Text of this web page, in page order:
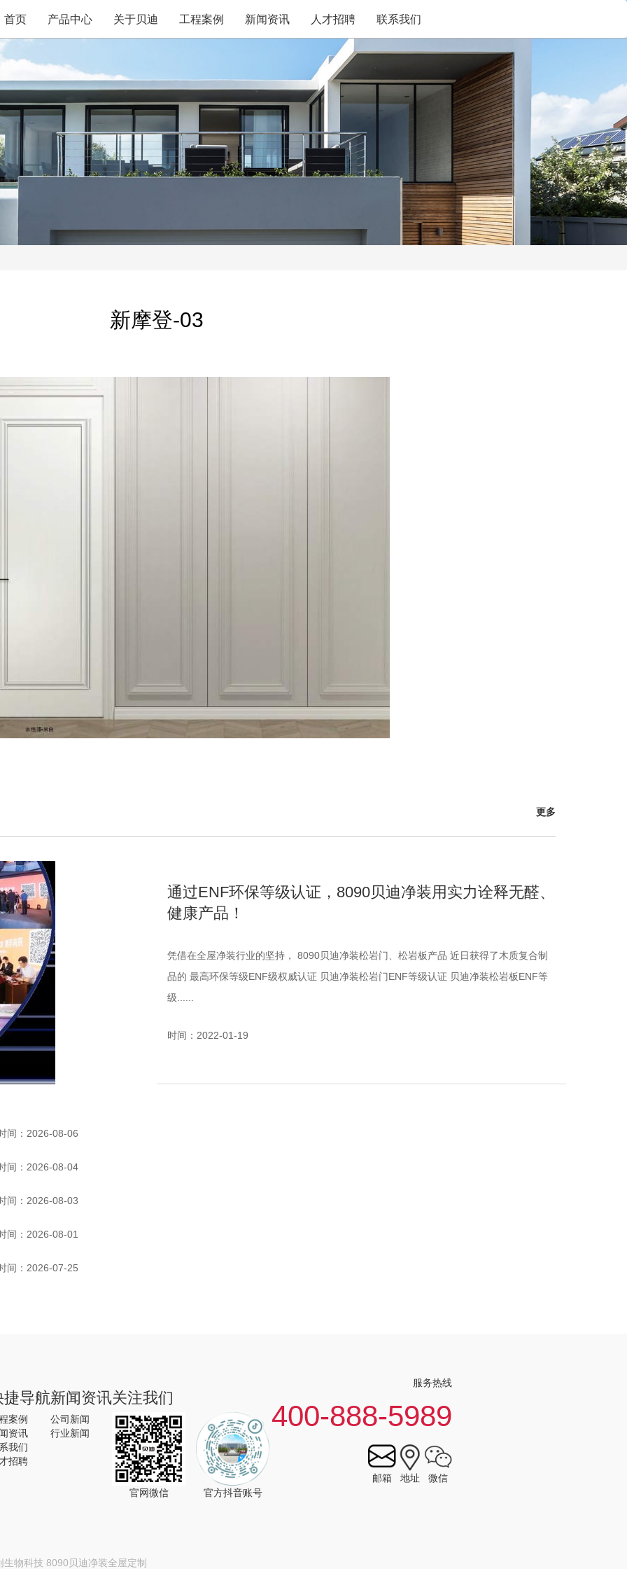
首页 产品中心 关于贝迪 工程案例 新闻资讯 人才招聘 联系我们
新摩登-03
更多
通过ENF环保等级认证，8090贝迪净装用实力诠释无醛、
健康产品！
凭借在全屋净装行业的坚持， 8090贝迪净装松岩门、松岩板产品 近日获得了木质复合制
品的 最高环保等级ENF级权威认证 贝迪净装松岩门ENF等级认证 贝迪净装松岩板ENF等
级......
时间：2022-01-19
间：2026-08-06
间：2026-08-04
间：2026-08-03
间：2026-08-01
间：2026-07-25
捷导航
案例
资讯
我们
招聘
新闻资讯
公司新闻
行业新闻
关注我们
官网微信 官方抖音账号
服务热线
400-888-5989
邮箱 地址 微信
生物科技 8090贝迪净装全屋定制